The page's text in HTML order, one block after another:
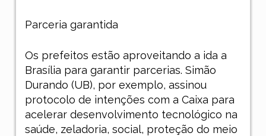
Parceria garantida
Os prefeitos estão aproveitando a ida a
Brasília para garantir parcerias. Simão
Durando (UB), por exemplo, assinou
protocolo de intenções com a Caixa para
acelerar desenvolvimento tecnológico na
saúde, zeladoria, social, proteção do meio